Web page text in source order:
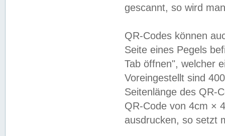
gescannt, so wird
QR-Codes können
Seite eines Pegels
Tab öffnen", welcher
Voreingestellt sind
Seitenlänge des QR-
QR-Code von 4cm ×
ausdrucken, so setzt